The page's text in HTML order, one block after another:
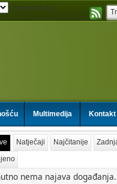
Powered by
Multimedija
Natječaji Najčitanije
nema najava događanja.